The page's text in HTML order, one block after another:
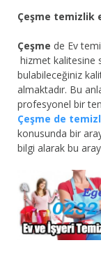
Çeşme temizlik
Çeşme de Ev
hizmet kalitesine
bulabileceğiniz
almaktadır. Bu
profesyonel bir
Çeşme de
konusunda bir
bilgi alarak bu